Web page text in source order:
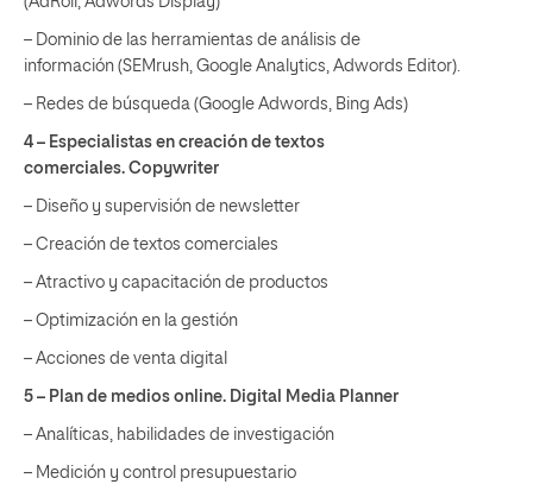
– Dominio de las herramientas de análisis de
información (SEMrush, Google Analytics, Adwords Editor).
– Redes de búsqueda (Google Adwords, Bing Ads)
4 – Especialistas en creación de textos
comerciales. Copywriter
– Diseño y supervisión de newsletter
– Creación de textos comerciales
– Atractivo y capacitación de productos
– Optimización en la gestión
– Acciones de venta digital
5 – Plan de medios online. Digital Media Planner
– Analíticas, habilidades de investigación
– Medición y control presupuestario